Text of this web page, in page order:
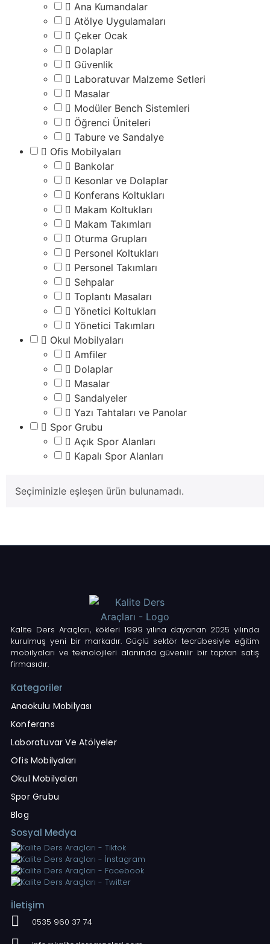
Ana Kumandalar
Atölye Uygulamaları
Çeker Ocak
Dolaplar
Güvenlik
Laboratuvar Malzeme Setleri
Masalar
Modüler Bench Sistemleri
Öğrenci Üniteleri
Tabure ve Sandalye
Ofis Mobilyaları
Bankolar
Kesonlar ve Dolaplar
Konferans Koltukları
Makam Koltukları
Makam Takımları
Oturma Grupları
Personel Koltukları
Personel Takımları
Sehpalar
Toplantı Masaları
Yönetici Koltukları
Yönetici Takımları
Okul Mobilyaları
Amfiler
Dolaplar
Masalar
Sandalyeler
Yazı Tahtaları ve Panolar
Spor Grubu
Açık Spor Alanları
Kapalı Spor Alanları
Seçiminizle eşleşen ürün bulunamadı.
Kalite Ders Araçları, kökleri 1999 yılına dayanan 2025 yılında
kurulmuş yeni bir markadır. Güçlü sektör tecrübesiyle eğitim
mobilyaları ve teknolojileri alanında güvenilir bir toptan satış
firmasıdır.
Kategoriler
Anaokulu Mobilyası
Konferans
Laboratuvar Ve Atölyeler
Ofis Mobilyaları
Okul Mobilyaları
Spor Grubu
Blog
Sosyal Medya
İletişim
0535 960 37 74